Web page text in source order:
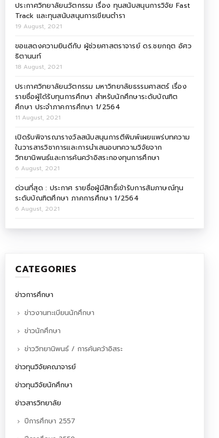
ประกาศวิทยาลัยนวัตกรรม เรื่อง ทุนสนับสนุนการวิจัย Fast
Track และทุนสนับสนุนการเขียนตำรา
19 August, 2021
ขอแสดงความยินดีกับ ผู้ช่วยศาสตราจารย์ ดร.ชยกฤต อัศว
ธิตานนท์
18 August, 2021
ประกาศวิทยาลัยนวัตกรรม มหาวิทยาลัยธรรมศาสตร์ เรื่อง
รายชื่อผู้ได้รับทุนการศึกษา สำหรับนักศึกษาระดับบัณฑิต
ศึกษา ประจำภาคการศึกษา 1/2564
11 August, 2021
เปิดรับพิจารณารางวัลสนับสนุนการตีพิมพ์เผยแพร่บทความ
ในวารสารวิชาการและการนำเสนอบทความวิจัยจาก
วิทยานิพนธ์และการค้นคว้าอิสระกองทุนการศึกษา
6 August, 2021
ด่วนที่สุด : ประกาศ รายชื่อผู้มีสิทธิ์เข้ารับการสัมภาษณ์ทุน
ระดับบัณฑิตศึกษา ภาคการศึกษา 1/2564
6 August, 2021
CATEGORIES
ข่าวการศึกษา
ข่าวงานทะเบียนนักศึกษา
ข่าวนักศึกษา
ข่าววิทยานิพนธ์ / การค้นคว้าอิสระ
ข่าวทุนวิจัยคณาจารย์
ข่าวทุนวิจัยนักศึกษา
ข่าวสารวิทยาลัย
ปีการศึกษา 2557